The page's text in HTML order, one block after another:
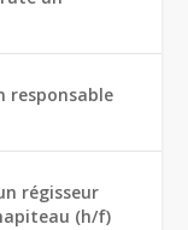
responsable
régisseur
(h/f)